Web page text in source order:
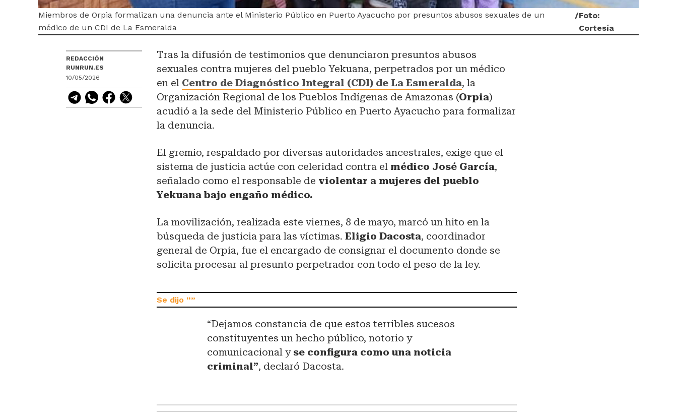
Miembros de Orpia formalizan una denuncia ante el Ministerio Público en Puerto Ayacucho por presuntos abusos sexuales de un
médico de un CDI de La Esmeralda
/Foto:
Cortesía
REDACCIÓN
RUNRUN.ES
10/05/2026
Tras la difusión de testimonios que denunciaron presuntos abusos
sexuales contra mujeres del pueblo Yekuana, perpetrados por un médico
en el Centro de Diagnóstico Integral (CDI) de La Esmeralda, la
Organización Regional de los Pueblos Indígenas de Amazonas (Orpia)
acudió a la sede del Ministerio Público en Puerto Ayacucho para formalizar
la denuncia.
El gremio, respaldado por diversas autoridades ancestrales, exige que el
sistema de justicia actúe con celeridad contra el médico José García,
señalado como el responsable de violentar a mujeres del pueblo
Yekuana bajo engaño médico.
La movilización, realizada este viernes, 8 de mayo, marcó un hito en la
búsqueda de justicia para las víctimas.Eligio Dacosta, coordinador
general de Orpia, fue el encargado de consignar el documento donde se
solicita procesar al presunto perpetrador con todo el peso de la ley.
“Dejamos constancia de que estos terribles sucesos
constituyentes un hecho público, notorio y
comunicacional y se configura como una noticia
criminal”, declaró Dacosta.